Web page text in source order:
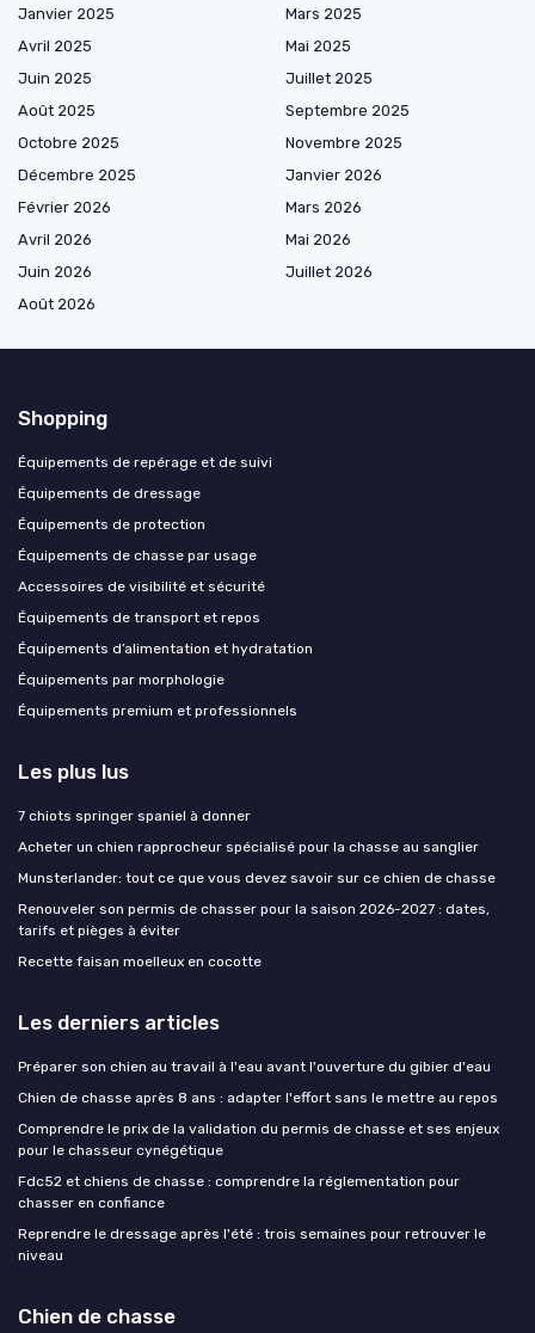
Janvier 2025
Mars 2025
Avril 2025
Mai 2025
Juin 2025
Juillet 2025
Août 2025
Septembre 2025
Octobre 2025
Novembre 2025
Décembre 2025
Janvier 2026
Février 2026
Mars 2026
Avril 2026
Mai 2026
Juin 2026
Juillet 2026
Août 2026
Shopping
Équipements de repérage et de suivi
Équipements de dressage
Équipements de protection
Équipements de chasse par usage
Accessoires de visibilité et sécurité
Équipements de transport et repos
Équipements d’alimentation et hydratation
Équipements par morphologie
Équipements premium et professionnels
Les plus lus
7 chiots springer spaniel à donner
Acheter un chien rapprocheur spécialisé pour la chasse au sanglier
Munsterlander: tout ce que vous devez savoir sur ce chien de chasse
Renouveler son permis de chasser pour la saison 2026-2027 : dates,
tarifs et pièges à éviter
Recette faisan moelleux en cocotte
Les derniers articles
Préparer son chien au travail à l'eau avant l'ouverture du gibier d'eau
Chien de chasse après 8 ans : adapter l'effort sans le mettre au repos
Comprendre le prix de la validation du permis de chasse et ses enjeux
pour le chasseur cynégétique
Fdc52 et chiens de chasse : comprendre la réglementation pour
chasser en confiance
Reprendre le dressage après l'été : trois semaines pour retrouver le
niveau
Chien de chasse